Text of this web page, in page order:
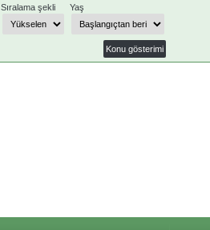
Sıralama şekli Yaş